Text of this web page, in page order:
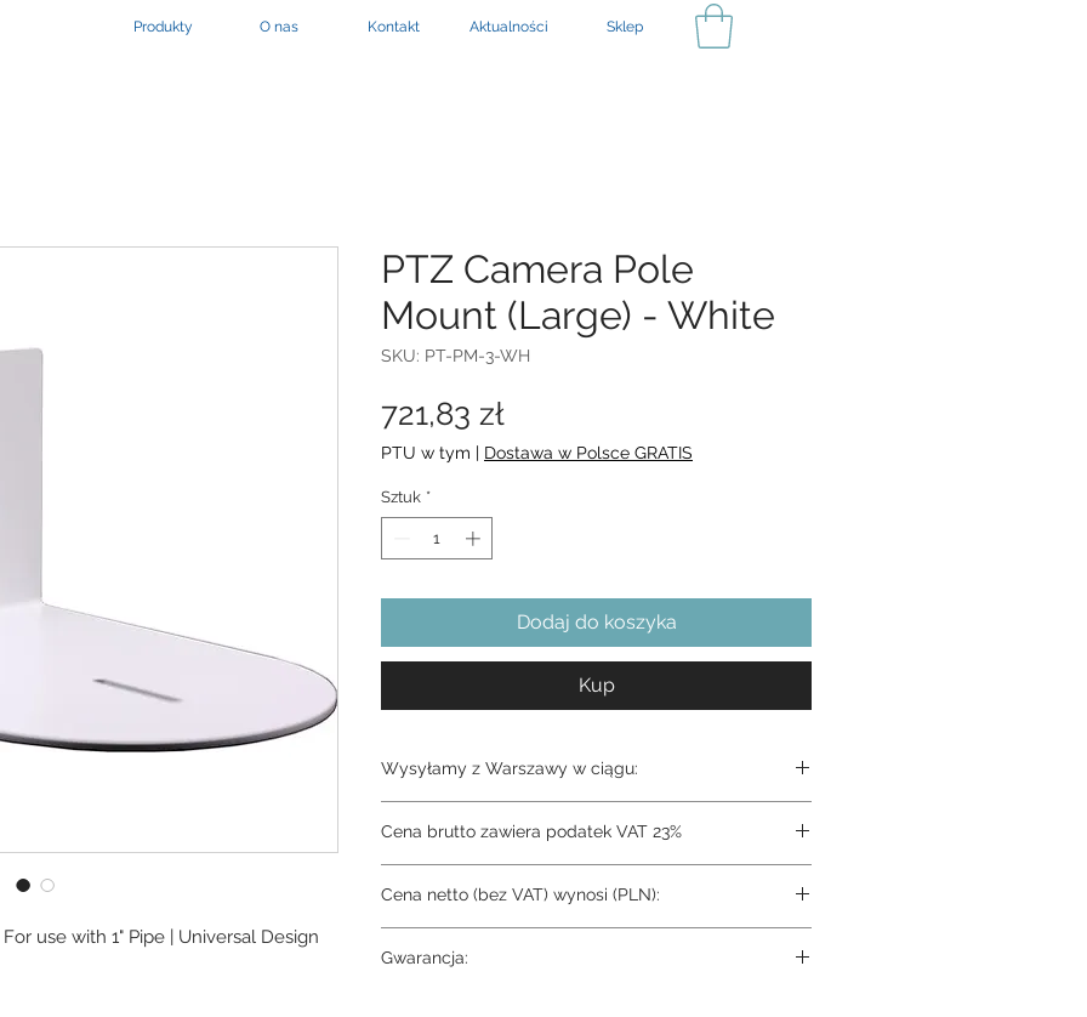
Produkty O nas Kontakt Aktualności Sklep
use with 1" Pipe | Universal Design
PTZ Camera Pole
Mount (Large) - White
SKU: PT-PM-3-WH
721,83 zł
PTU w tym | Dostawa w Polsce GRATIS
Sztuk *
Dodaj do koszyka
Kup
Wysyłamy z Warszawy w ciągu:
Cena brutto zawiera podatek VAT 23%
Cena netto (bez VAT) wynosi (PLN):
Gwarancja: